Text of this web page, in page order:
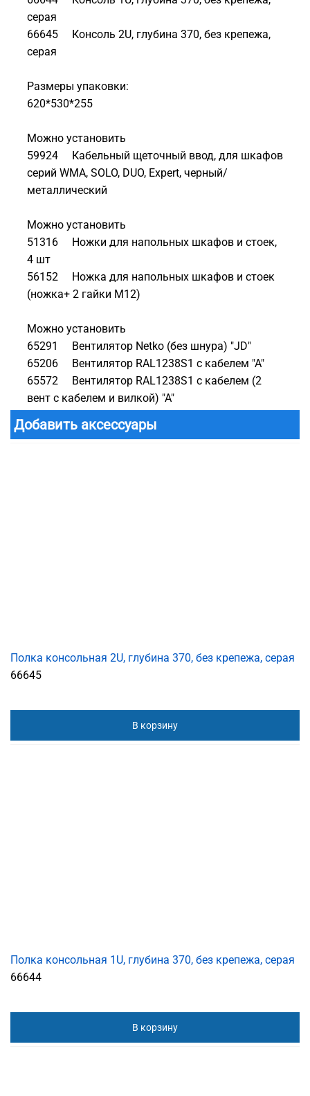
серая
66645 Консоль 2U, глубина 370, без крепежа,
серая
Размеры упаковки:
620*530*255
Можно установить
59924 Кабельный щеточный ввод, для шкафов
серий WMA, SOLO, DUO, Expert, черный/
металлический
Можно установить
51316 Ножки для напольных шкафов и стоек,
4 шт
56152 Ножка для напольных шкафов и стоек
(ножка+ 2 гайки М12)
Можно установить
65291 Вентилятор Netko (без шнура) "JD"
65206 Вентилятор RAL1238S1 с кабелем "А"
65572 Вентилятор RAL1238S1 с кабелем (2
вент с кабелем и вилкой) "А"
Добавить аксессуары
Полка консольная 2U, глубина 370, без крепежа, серая
66645
В корзину
Полка консольная 1U, глубина 370, без крепежа, серая
66644
В корзину